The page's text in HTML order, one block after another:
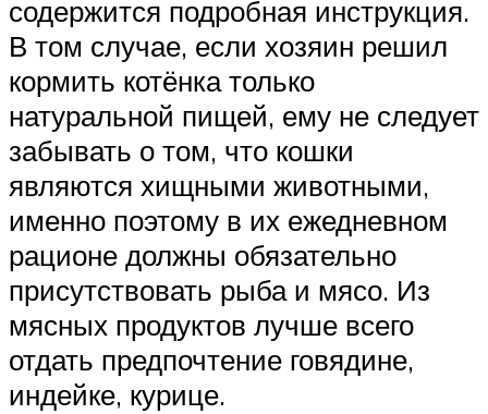
содержится подробная инструкция.
В том случае, если хозяин решил
кормить котёнка только
натуральной пищей, ему не следует
забывать о том, что кошки
являются хищными животными,
именно поэтому в их ежедневном
рационе должны обязательно
присутствовать рыба и мясо. Из
мясных продуктов лучше всего
отдать предпочтение говядине,
индейке, курице.